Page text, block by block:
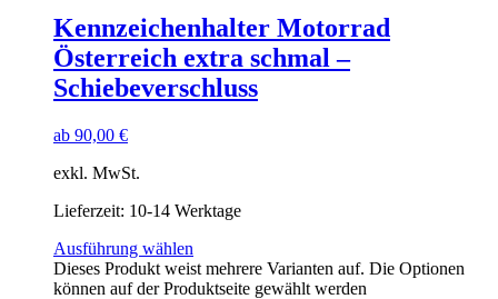
Kennzeichenhalter Motorrad
Österreich extra schmal –
Schiebeverschluss
ab 90,00 €
exkl. MwSt.
Lieferzeit: 10-14 Werktage
Ausführung wählen
Dieses Produkt weist mehrere Varianten auf. Die Optionen
können auf der Produktseite gewählt werden